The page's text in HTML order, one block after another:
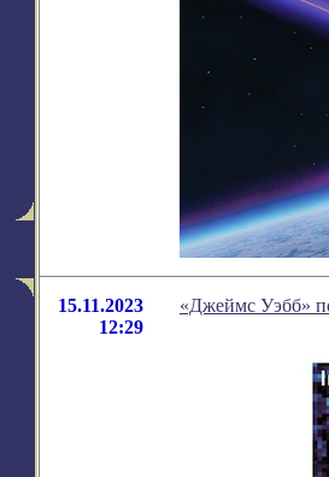
15.11.2023
12:29
«Джеймс Уэбб»